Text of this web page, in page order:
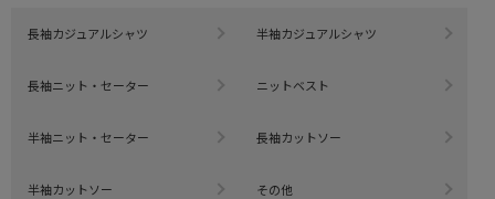
長袖カジュアルシャツ 半袖カジュアルシャツ
長袖ニット・セーター ニットベスト
半袖ニット・セーター 長袖カットソー
半袖カットソー その他